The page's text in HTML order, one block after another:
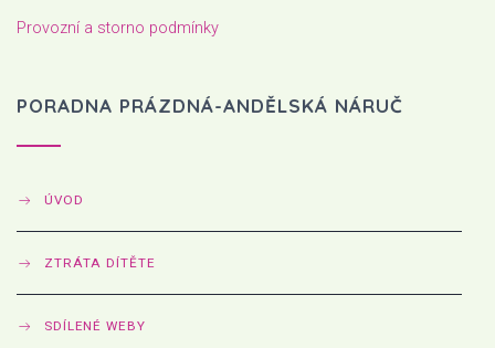
Provozní a storno podmínky
PORADNA PRÁZDNÁ-ANDĚLSKÁ NÁRUČ
ÚVOD
ZTRÁTA DÍTĚTE
SDÍLENÉ WEBY